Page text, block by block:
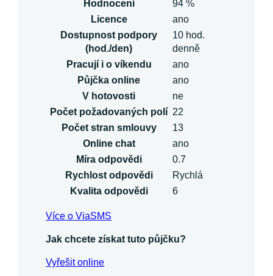
Hodnocení
94 %
Licence
ano
Dostupnost podpory
(hod./den)
10 hod.
denně
Pracují i o víkendu
ano
Půjčka online
ano
V hotovosti
ne
Počet požadovaných polí 22
Počet stran smlouvy
13
Online chat
ano
Míra odpovědi
0.7
Rychlost odpovědi
Rychlá
Kvalita odpovědi
6
Více o ViaSMS
Jak chcete získat tuto půjčku?
Vyřešit online